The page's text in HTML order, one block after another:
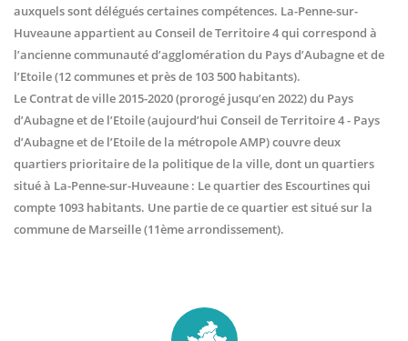
auxquels sont délégués certaines compétences. La-Penne-sur-
Huveaune appartient au Conseil de Territoire 4 qui correspond à
l’ancienne communauté d’agglomération du Pays d’Aubagne et de
l’Etoile (12 communes et près de 103 500 habitants).
Le Contrat de ville 2015-2020 (prorogé jusqu’en 2022) du Pays
d’Aubagne et de l’Etoile (aujourd’hui Conseil de Territoire 4 - Pays
d’Aubagne et de l’Etoile de la métropole AMP) couvre deux
quartiers prioritaire de la politique de la ville, dont un quartiers
situé à La-Penne-sur-Huveaune : Le quartier des Escourtines qui
compte 1093 habitants. Une partie de ce quartier est situé sur la
commune de Marseille (11ème arrondissement).